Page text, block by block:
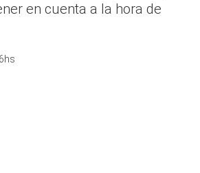
en cuenta a la hora de